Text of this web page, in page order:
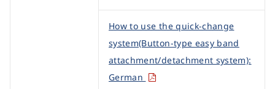
How to use the quick-change
system(Button-type easy band
attachment/detachment system):
German